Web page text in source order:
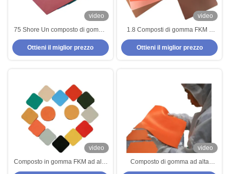
video
75 Shore Un composto di gomma
bianca FKM con eccellente
resistenza all' ozono
Ottieni il miglior prezzo
video
1.8 Composti di gomma FKM a
gravità specifica con 75 Shore A
Durezza eccellente resistenza
all'olio
Ottieni il miglior prezzo
video
Composto in gomma FKM ad alta
elongazione con resistenza
video
Composto di gomma ad alta
resistenza di forza FKM per